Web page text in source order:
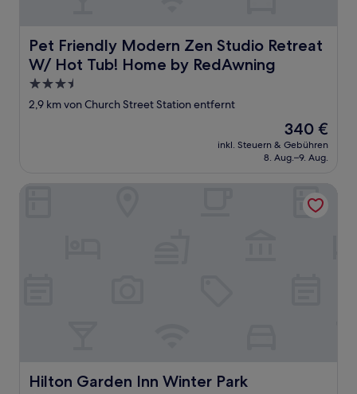
Pet Friendly Modern Zen Studio Retreat
W/ Hot Tub! Home by RedAwning
Pet Friendly Modern Zen Studio Retreat W/ Hot Tub!
3.5-
Sterne-
2,9 km von Church Street Station entfernt
Der
Preis
beträgt
340 €
inkl. Steuern & Gebühren
8. Aug.–9. Aug.
Hilton Garden Inn Winter Park
Hilton Garden Inn Winter Park